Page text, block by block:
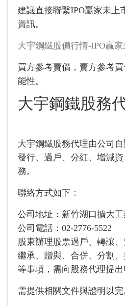
建議直接聯繫IPO贏家未上
資訊。
大宇鋼鐵股價行情-IPO贏
買方參考賣價，賣方參考
能性。
大宇鋼鐵股務
大宇鋼鐵股務代理由公司
發行、過戶、分紅、增減
務。
聯絡方式如下：
公司地址：新竹湖口擴大
公司電話：02-2776-5522
股東辦理股票過戶、轉讓、
繼承、贈與、合併、分割
等事項，需向股務代理提出
需提供相關文件與證明以完